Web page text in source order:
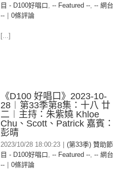
目 - D100好唱口, -- Featured --, -- 網台
--
0條評論
[...]
《D100 好唱口》2023-10-
28︱第33季第8集：十八 廿
二︱主持：朱紫嬈 Khloe
Chu、Scott、Patrick 嘉賓：
彭晴
2023/10/28 18:00:23
(第33季) 贊助節
目 - D100好唱口, -- Featured --, -- 網台
--
0條評論